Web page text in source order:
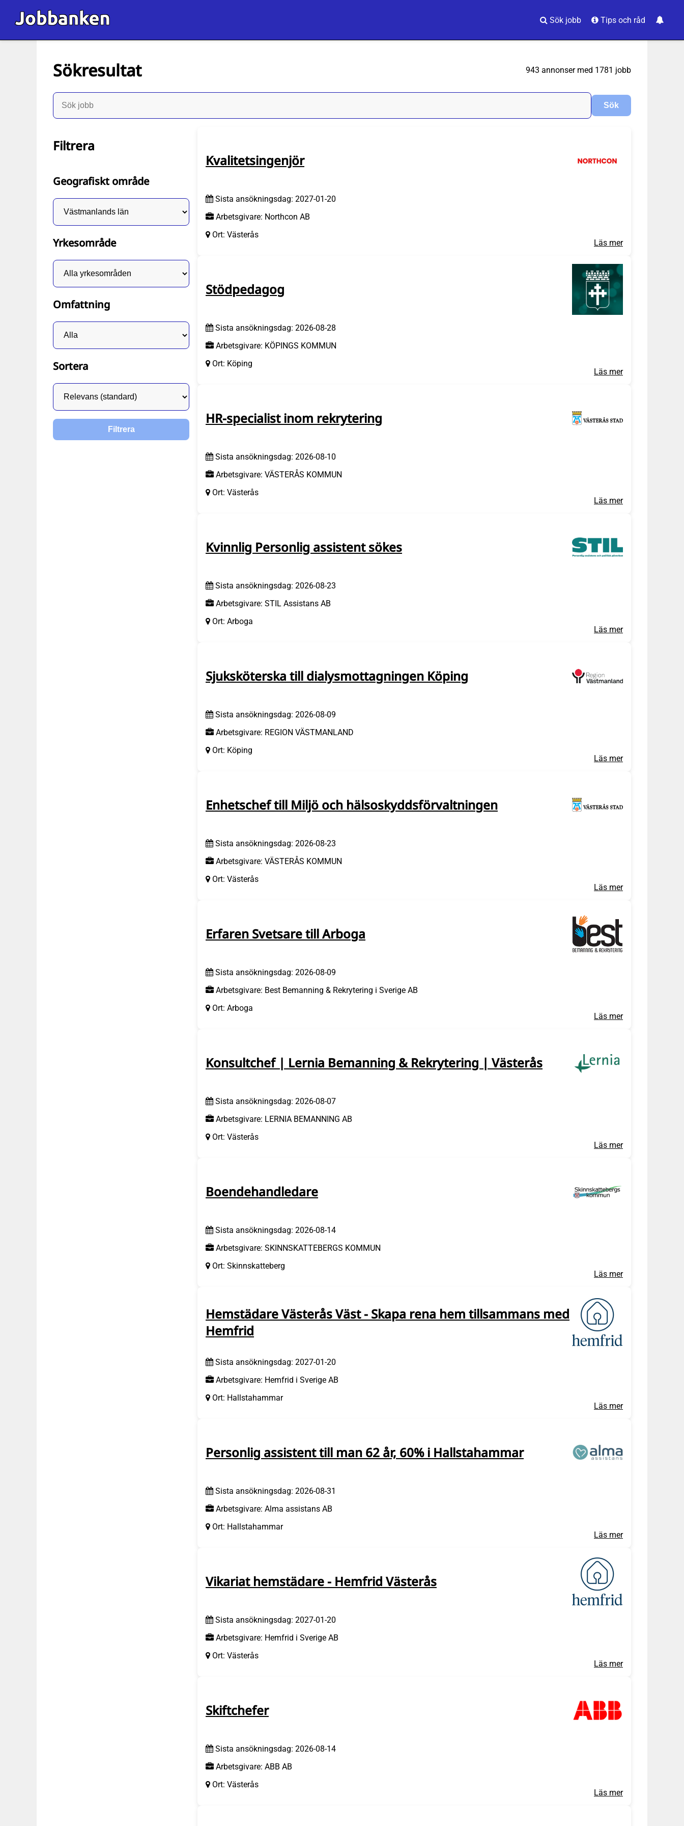
Sök jobb Tips och råd
Sökresultat 943 annonser med 1781 jobb
Filtrera
Geografiskt område
Yrkesområde
Omfattning
Sortera
Kvalitetsingenjör
Sista ansökningsdag: 2027-01-20
Arbetsgivare: Northcon AB
Ort: Västerås
Läs mer
Stödpedagog
Sista ansökningsdag: 2026-08-28
Arbetsgivare: KÖPINGS KOMMUN
Ort: Köping
Läs mer
HR-specialist inom rekrytering
Sista ansökningsdag: 2026-08-10
Arbetsgivare: VÄSTERÅS KOMMUN
Ort: Västerås
Läs mer
Kvinnlig Personlig assistent sökes
Sista ansökningsdag: 2026-08-23
Arbetsgivare: STIL Assistans AB
Ort: Arboga
Läs mer
Sjuksköterska till dialysmottagningen Köping
Sista ansökningsdag: 2026-08-09
Arbetsgivare: REGION VÄSTMANLAND
Ort: Köping
Läs mer
Enhetschef till Miljö och hälsoskyddsförvaltningen
Sista ansökningsdag: 2026-08-23
Arbetsgivare: VÄSTERÅS KOMMUN
Ort: Västerås
Läs mer
Erfaren Svetsare till Arboga
Sista ansökningsdag: 2026-08-09
Arbetsgivare: Best Bemanning & Rekrytering i Sverige AB
Ort: Arboga
Läs mer
Konsultchef | Lernia Bemanning & Rekrytering | Västerås
Sista ansökningsdag: 2026-08-07
Arbetsgivare: LERNIA BEMANNING AB
Ort: Västerås
Läs mer
Boendehandledare
Sista ansökningsdag: 2026-08-14
Arbetsgivare: SKINNSKATTEBERGS KOMMUN
Ort: Skinnskatteberg
Läs mer
Hemstädare Västerås Väst - Skapa rena hem tillsammans med
Hemfrid
Sista ansökningsdag: 2027-01-20
Arbetsgivare: Hemfrid i Sverige AB
Ort: Hallstahammar
Läs mer
Personlig assistent till man 62 år, 60% i Hallstahammar
Sista ansökningsdag: 2026-08-31
Arbetsgivare: Alma assistans AB
Ort: Hallstahammar
Läs mer
Vikariat hemstädare - Hemfrid Västerås
Sista ansökningsdag: 2027-01-20
Arbetsgivare: Hemfrid i Sverige AB
Ort: Västerås
Läs mer
Skiftchefer
Sista ansökningsdag: 2026-08-14
Arbetsgivare: ABB AB
Ort: Västerås
Läs mer